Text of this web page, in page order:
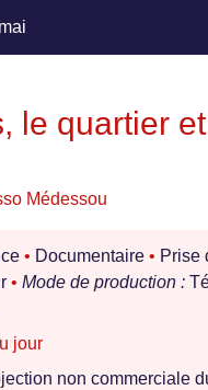
mai
le quartier
Médessou
• Documentaire • Prise
• Mode de production :
jour
non commerciale